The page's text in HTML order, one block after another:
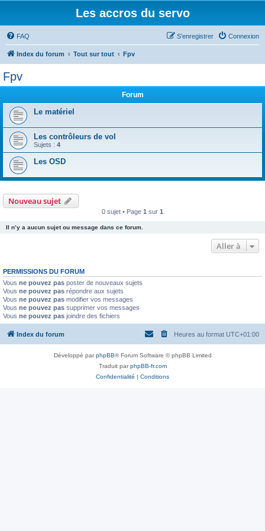
Les accros du servo
FAQ Connexion
S’enregistrer
Index du forum Tout sur tout Fpv
Fpv
Forum
Le matériel
Les contrôleurs de vol
Sujets : 4
Les OSD
Nouveau sujet
0 sujet • Page 1 sur 1
Il n’y a aucun sujet ou message dans ce forum.
Aller à
PERMISSIONS DU FORUM
Vous ne pouvez pas poster de nouveaux sujets
Vous ne pouvez pas répondre aux sujets
Vous ne pouvez pas modifier vos messages
Vous ne pouvez pas supprimer vos messages
Vous ne pouvez pas joindre des fichiers
Index du forum Heures au format UTC+01:00
Développé parphpBB® Forum Software © phpBB Limited
Traduit parphpBB-fr.com
Confidentialité | Conditions